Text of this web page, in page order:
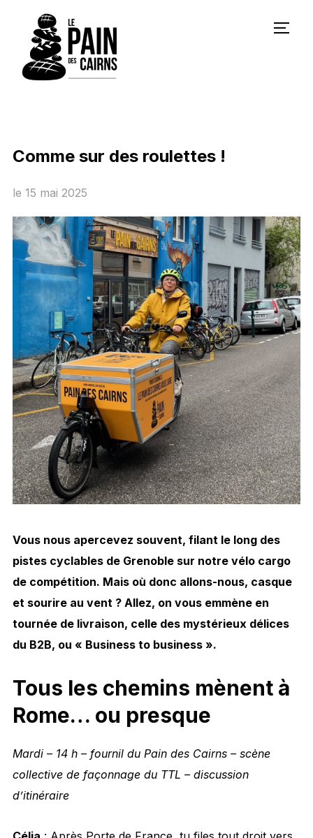
Comme sur des roulettes !
le 15 mai 2025
Vous nous apercevez souvent, filant le long des
pistes cyclables de Grenoble sur notre vélo cargo
de compétition. Mais où donc allons-nous, casque
et sourire au vent ? Allez, on vous emmène en
tournée de livraison, celle des mystérieux délices
du B2B, ou « Business to business ».
Tous les chemins mènent à
Rome… ou presque
Mardi – 14 h – fournil du Pain des Cairns – scène
collective de façonnage du TTL – discussion
d’itinéraire